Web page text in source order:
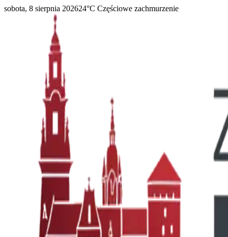
sobota, 8 sierpnia 202624°C Częściowe zachmurzenie